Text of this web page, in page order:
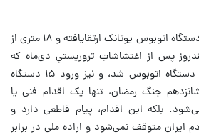
در این راستا، ورود چندین دستگاه اتوبوس یوتانک ارتقایافته و ۱۸ متری از
پس از اغتشاشاتِ تروریستیِ دی‌ماه که
منجر به سوختن کامل چند دستگاه اتوبوس شد، و نیز ورود ۱۵ دستگاه
جنگ رمضان، تنها یک اقدام فنی یا
بلکه این اقدام، پیام قاطعی دارد و
ایران متوقف نمی‌شود و اراده ملی در برابر